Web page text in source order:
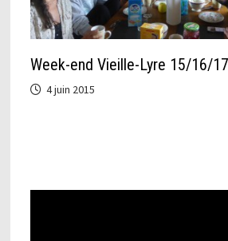
Week-end Vieille-Lyre 15/16/
4 juin 2015